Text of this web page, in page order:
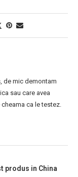
de mic demontam
sau care avea
ca le testez.
produs in China